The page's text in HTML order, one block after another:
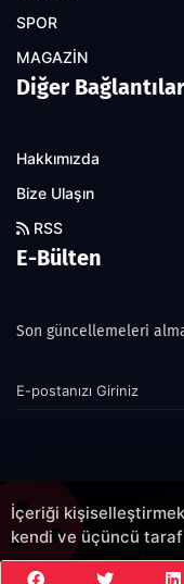
SPOR
MAGAZİN
Diğer Bağlantılar
Hakkımızda
Bize Ulaşın
RSS
E-Bülten
Son güncellemeleri
İçeriği
kendi ve üçüncü